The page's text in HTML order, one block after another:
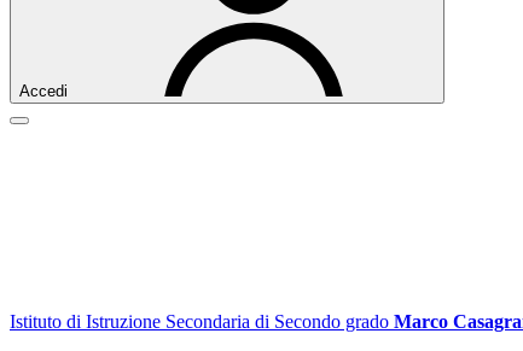
Accedi
Istituto di Istruzione Secondaria di Secondo grado Marco